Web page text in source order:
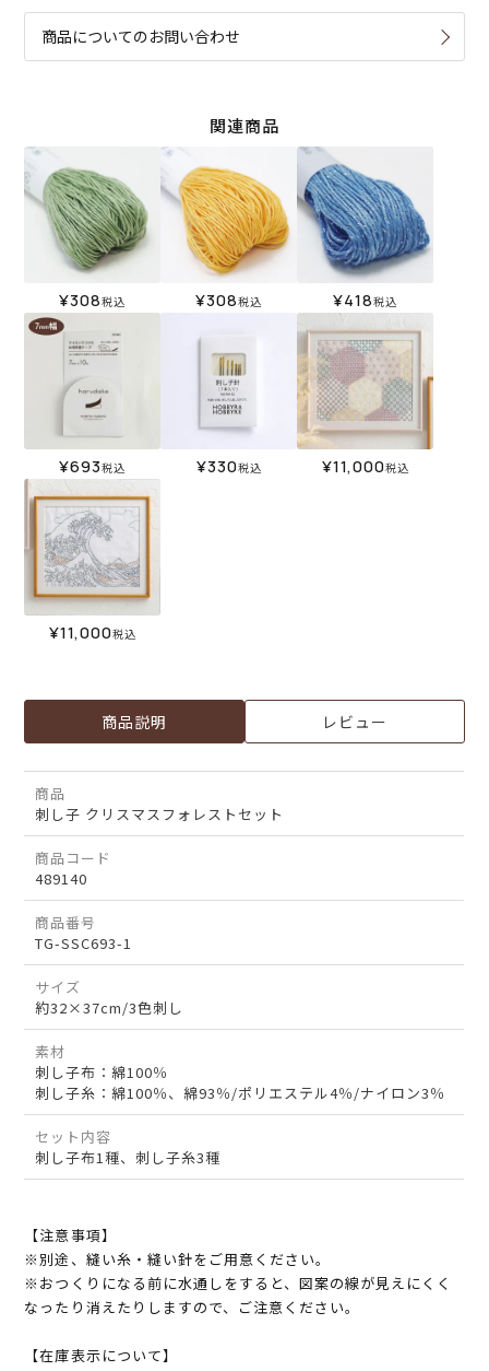
商品についてのお問い合わせ
関連商品
¥308税込 ¥308税込 ¥418税込
¥693税込 ¥330税込 ¥11,000税込
¥11,000税込
商品説明 レビュー
商品
刺し子 クリスマスフォレストセット
商品コード
489140
商品番号
TG-SSC693-1
サイズ
約32×37cm/3色刺し
素材
刺し子布：綿100％
刺し子糸：綿100％、綿93％/ポリエステル4％/ナイロン3％
セット内容
刺し子布1種、刺し子糸3種
【注意事項】
※別途、縫い糸・縫い針をご用意ください。
※おつくりになる前に水通しをすると、図案の線が見えにくく
なったり消えたりしますので、ご注意ください。
【在庫表示について】